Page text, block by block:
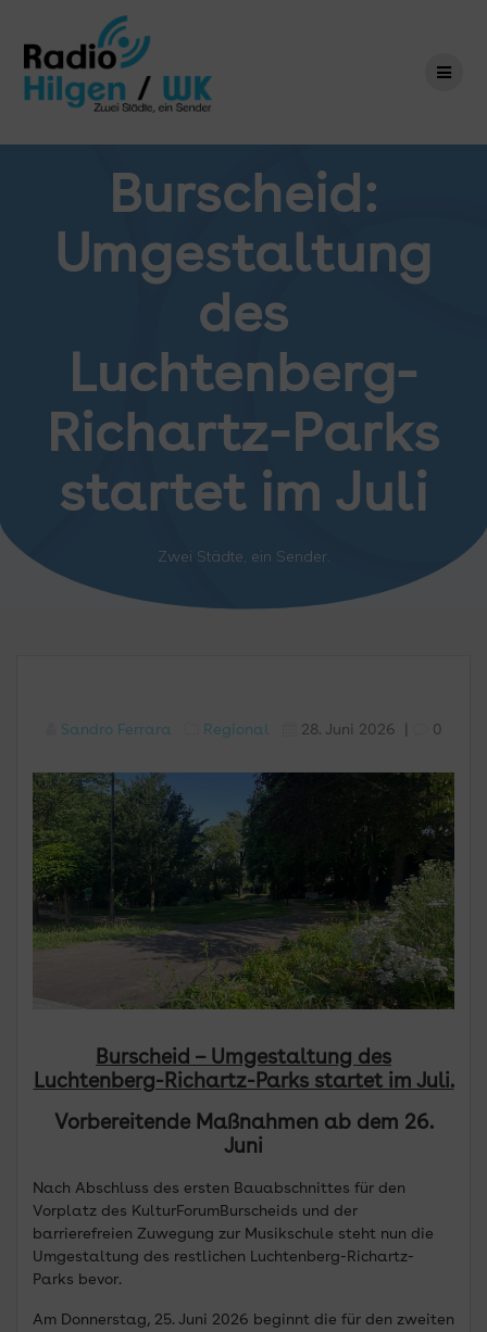
springen
Burscheid:
Umgestaltung
des
Luchtenberg-
Richartz-Parks
startet im Juli
Zwei Städte, ein Sender.
Sandro Ferrara Regional 28. Juni 2026 0
Burscheid – Umgestaltung des
Luchtenberg-Richartz-Parks startet im Juli.
Vorbereitende Maßnahmen ab dem 26.
Juni
Nach Abschluss des ersten Bauabschnittes für den
Vorplatz des KulturForumBurscheids und der
barrierefreien Zuwegung zur Musikschule steht nun die
Umgestaltung des restlichen Luchtenberg-Richartz-
Parks bevor.
Am Donnerstag, 25. Juni 2026 beginnt die für den zweiten